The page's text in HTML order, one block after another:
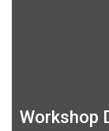
Workshop